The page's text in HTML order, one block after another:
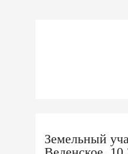
Земельный